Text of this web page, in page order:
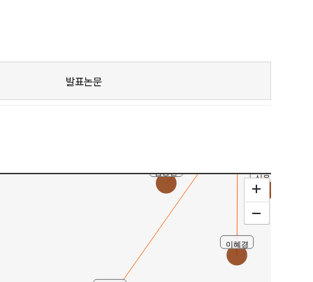
발표논문
김미례
김윤영
신윤희
이혜경